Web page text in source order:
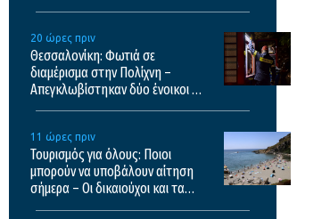
20 ώρες πριν
Θεσσαλονίκη: Φωτιά σε
διαμέρισμα στην Πολίχνη –
Απεγκλωβίστηκαν δύο ένοικοι –
11 ώρες πριν
Τουρισμός για όλους: Ποιοι
μπορούν να υποβάλουν αίτηση
σήμερα – Οι δικαιούχοι και τα